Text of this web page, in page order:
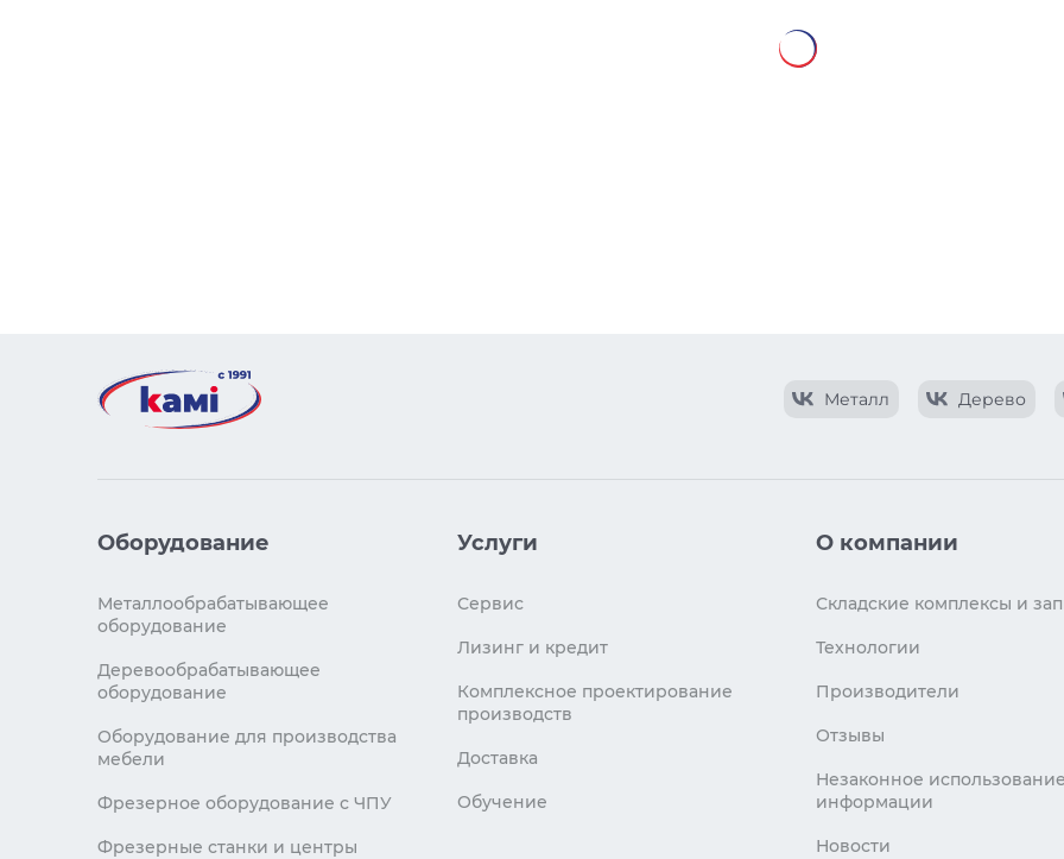
Металл Дерево
Оборудование
Металлообрабатывающее
оборудование
Деревообрабатывающее
оборудование
Оборудование для производства
мебели
Фрезерное оборудование с ЧПУ
Фрезерные станки и центры
Услуги
Сервис
Лизинг и кредит
Комплексное проектирование
производств
Доставка
Обучение
О компании
Складские комплексы и
Технологии
Производители
Отзывы
Незаконное использование
информации
Новости